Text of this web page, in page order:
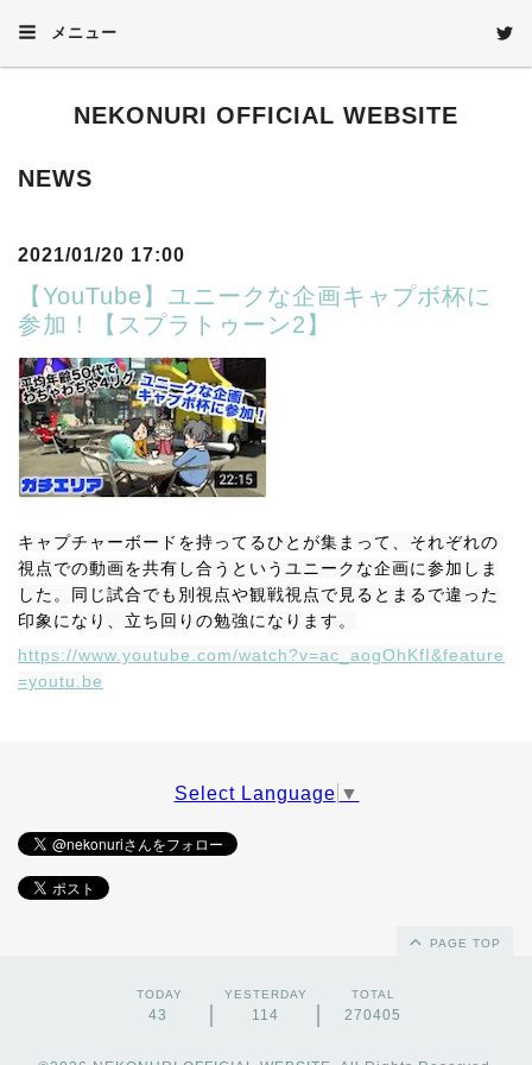
メニュー
NEKONURI OFFICIAL WEBSITE
NEWS
2021/01/20 17:00
【YouTube】ユニークな企画キャプボ杯に
参加！【スプラトゥーン2】
キャプチャーボードを持ってるひとが集まって、それぞれの
視点での動画を共有し合うというユニークな企画に参加しま
した。同じ試合でも別視点や観戦視点で見るとまるで違った
印象になり、立ち回りの勉強になります。
https://www.youtube.com/watch?v=ac_aogOhKfI&feature
=youtu.be
Select Language ▼
PAGE TOP
TODAY
43
YESTERDAY
114
TOTAL
270405